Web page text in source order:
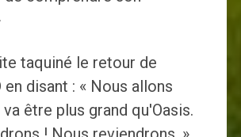
taquiné le retour de
en disant : « Nous allons
être plus grand qu'Oasis.